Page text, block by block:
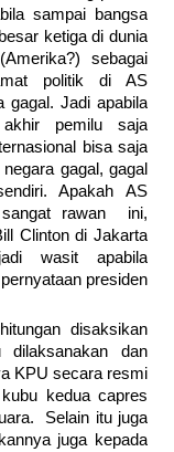
sampai bangsa
ketiga di dunia
sebagai
politik di AS
gagal. Jadi apabila
pemilu saja
bisa saja
gagal, gagal
Apakah AS
sangat rawan ini,
Clinton di Jakarta
wasit apabila
presiden
disaksikan
dan
KPU secara resmi
kedua capres
Selain itu juga
juga kepada